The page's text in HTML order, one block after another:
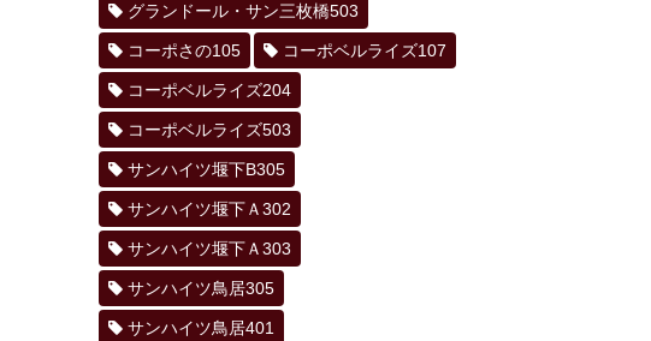
グランドール・サン三枚橋503
コーポさの105 コーポベルライズ107
コーポベルライズ204
コーポベルライズ503
サンハイツ堰下B305
サンハイツ堰下Ａ302
サンハイツ堰下Ａ303
サンハイツ鳥居305
サンハイツ鳥居401